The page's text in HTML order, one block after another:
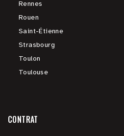
Rennes
Rouen
Saint-Étienne
Strasbourg
Toulon
Toulouse
CONTRAT